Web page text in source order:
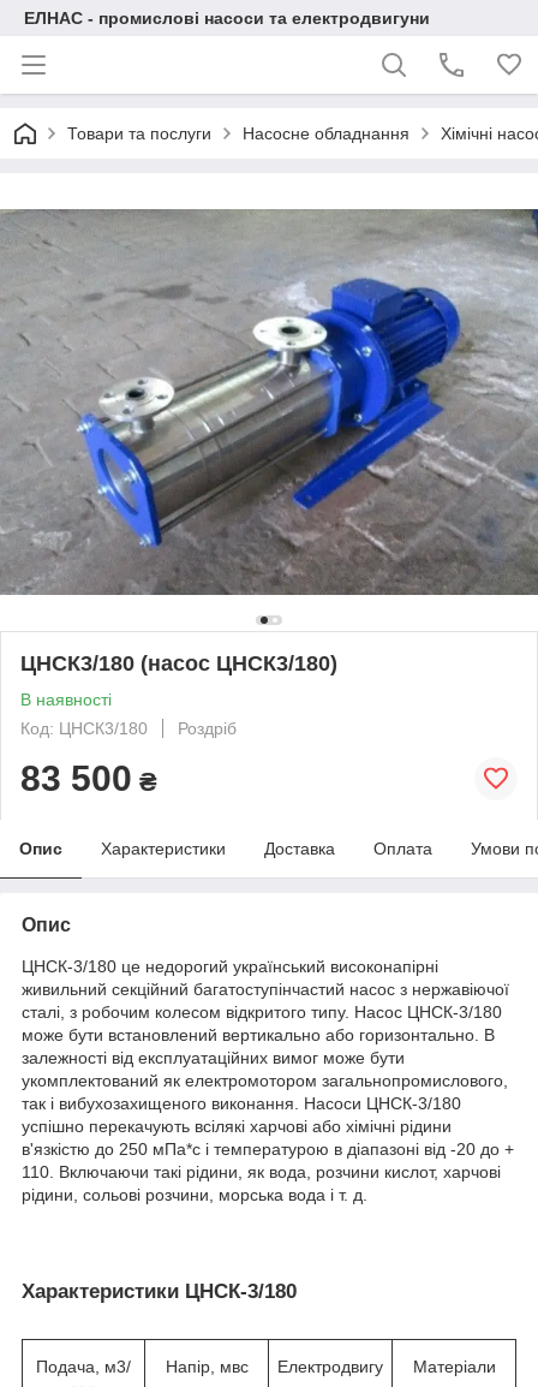
ЕЛНАС - промислові насоси та електродвигуни
Товари та послуги Насосне обладнання Хімічні
ЦНСК3/180 (насос ЦНСК3/180)
В наявності
Код: ЦНСК3/180
Роздріб
83 500 ₴
Опис Характеристики Доставка Оплата Умови
Опис
ЦНСК-3/180 це недорогий український високонапірні
живильний секційний багатоступінчастий насос з нержавіючої
сталі, з робочим колесом відкритого типу. Насос ЦНСК-3/180
може бути встановлений вертикально або горизонтально. В
залежності від експлуатаційних вимог може бути
укомплектований як електромотором загальнопромислового,
так і вибухозахищеного виконання. Насоси ЦНСК-3/180
успішно перекачують всілякі харчові або хімічні рідини
в'язкістю до 250 мПа*с і температурою в діапазоні від -20 до +
110. Включаючи такі рідини, як вода, розчини кислот, харчові
рідини, сольові розчини, морська вода і т. д.
Характеристики ЦНСК-3/180
Подача, м3/
Напір, мвс
Електродвигу
Матеріали